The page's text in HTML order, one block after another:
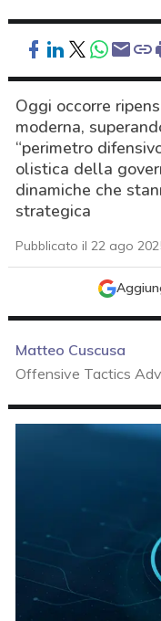
Oggi occorre
moderna,
“perimetro
olistica della
dinamiche che
strategica
Pubblicato il 22 ago
Matteo Cuscusa
Offensive Tactics